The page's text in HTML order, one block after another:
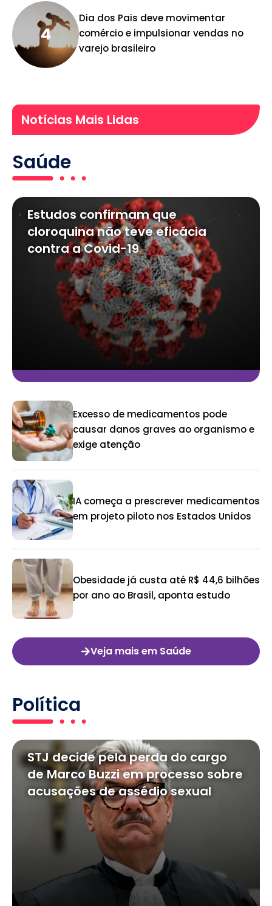
Dia dos Pais deve movimentar
comércio e impulsionar vendas no
varejo brasileiro
Notícias Mais Lidas
Saúde
Estudos confirmam que
cloroquina não teve eficácia
contra a Covid-19
Excesso de medicamentos pode
causar danos graves ao organismo e
exige atenção
IA começa a prescrever medicamentos
em projeto piloto nos Estados Unidos
Obesidade já custa até R$ 44,6 bilhões
por ano ao Brasil, aponta estudo
Veja mais em Saúde
Política
STJ decide pela perda do cargo
de Marco Buzzi em processo sobre
acusações de assédio sexual